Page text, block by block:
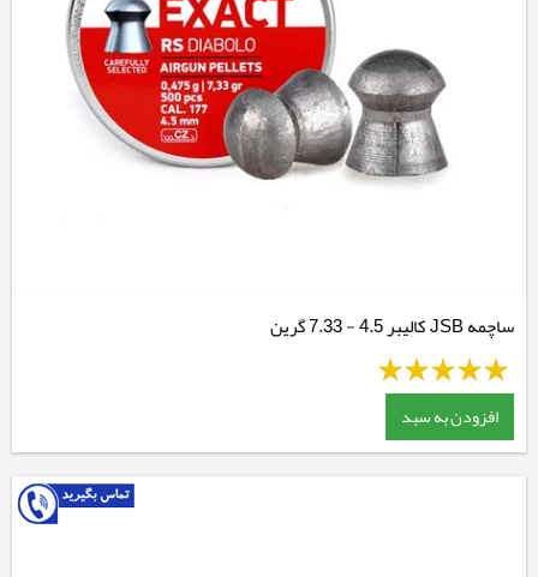
ساچمه JSB کالیبر 4.5 - 7.33 گرین
افزودن به سبد